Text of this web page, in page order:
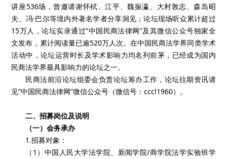
讲座536场，曾邀请谢怀栻、江平、魏振瀛、大村敦志、森岛昭
夫、冯·巴尔等境内外著名学者分享洞见；论坛现场听众累计超过
15万人，论坛实录通过“中国民商法律网”及其微信公众号独家全
文发布，累计阅读量已逾520万人次。在中国民商法学界同类学术
活动中，论坛运营时长及学术影响力均名列前茅，已经成为国内
民商法学界最具影响力的论坛之一。
民商法前沿论坛组委会负责论坛筹办工作，论坛往期资讯请
见“中国民商法律网”微信公众号（微信号：cccl1960）。
二、招募岗位及说明
（一）会务承办
1.招募对象：
（1）中国人民大学法学院、新闻学院/商学院法学实验班学